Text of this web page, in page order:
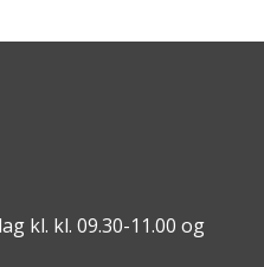
kl. kl. 09.30-11.00 og